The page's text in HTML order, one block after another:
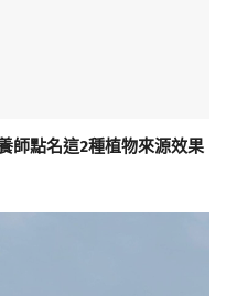
師點名這2種植物來源效果